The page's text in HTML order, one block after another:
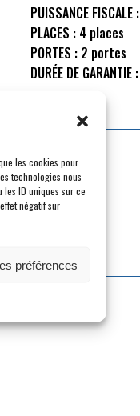
les cookies pour
technologies nous
ID uniques sur ce
négatif sur
préférences
PUISSANCE FISCALE :
PLACES : 4 places
PORTES : 2 portes
DURÉE DE GARANTIE :